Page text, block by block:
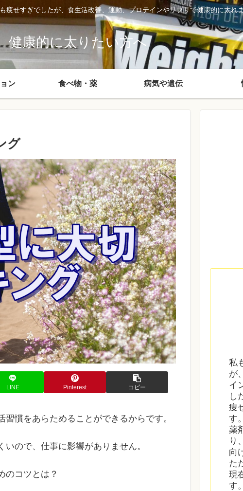
痩せすぎでしたが、食生活改善、運動、プロテインやサプリで健康的に太れ
健康的に太りたい方へ
ン 食べ物・薬 病気や遺伝
グ
LINE Pinterest コピー
慣をあらためることができるからです。
ので、仕事に影響がありません。
のコツとは？
私
が
イ
し
痩
す。
薬
り
向
た
現
す。